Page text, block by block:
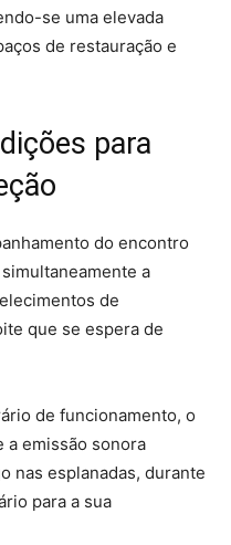
se uma elevada
de restauração e
para
do encontro
a
de
que se espera de
de funcionamento, o
a emissão sonora
nas esplanadas, durante
para a sua